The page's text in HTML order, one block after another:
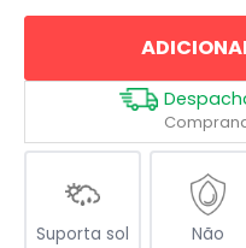
Japones
Suporta sol
Não